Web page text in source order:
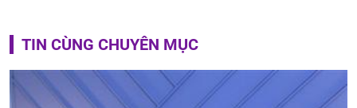
TIN CÙNG CHUYÊN MỤC